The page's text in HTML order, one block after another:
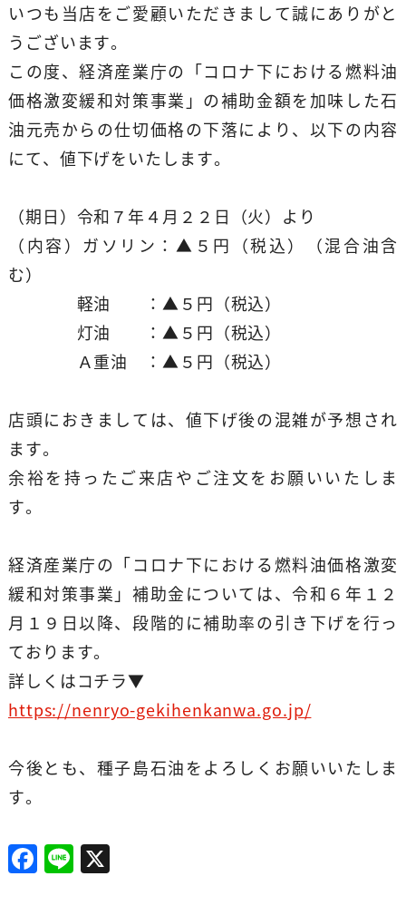
いつも当店をご愛顧いただきまして誠にありがと
うございます。
この度、経済産業庁の「コロナ下における燃料油
価格激変緩和対策事業」の補助金額を加味した石
油元売からの仕切価格の下落により、以下の内容
にて、値下げをいたします。
（期日）令和７年４月２２日（火）より
（内容）ガソリン：▲５円（税込）（混合油含
む）
軽油 ：▲５円（税込）
灯油 ：▲５円（税込）
Ａ重油 ：▲５円（税込）
店頭におきましては、値下げ後の混雑が予想され
ます。
余裕を持ったご来店やご注文をお願いいたしま
す。
経済産業庁の「コロナ下における燃料油価格激変
緩和対策事業」補助金については、令和６年１２
月１９日以降、段階的に補助率の引き下げを行っ
ております。
詳しくはコチラ▼
https://nenryo-gekihenkanwa.go.jp/
今後とも、種子島石油をよろしくお願いいたしま
す。
F
a
Li
n
X